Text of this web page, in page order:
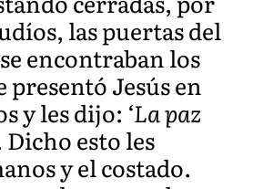
las puertas del
encontraban los
presentó Jesús en
y les dijo: ‘La paz
Dicho esto les
y el costado.